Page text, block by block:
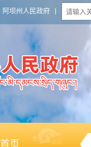
阿坝州人民政府 |
首页